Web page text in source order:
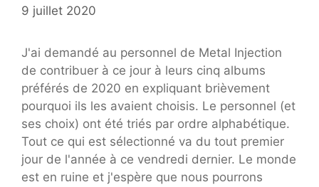
9 juillet 2020
J'ai demandé au personnel de Metal Injection
de contribuer à ce jour à leurs cinq albums
préférés de 2020 en expliquant brièvement
pourquoi ils les avaient choisis. Le personnel (et
ses choix) ont été triés par ordre alphabétique.
Tout ce qui est sélectionné va du tout premier
jour de l'année à ce vendredi dernier. Le monde
est en ruine et j'espère que nous pourrons